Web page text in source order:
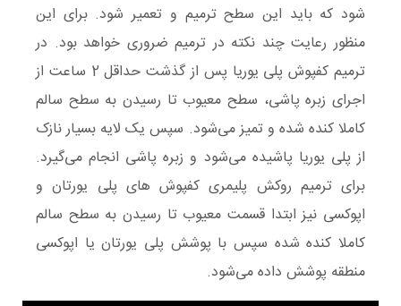
شود که باید این سطح ترمیم و تعمیر شود. برای این
منظور رعایت چند نکته در ترمیم ضروری خواهد بود. در
ترمیم کفپوش پلی یوریا پس از گذشت حداقل 2 ساعت از
اجرای زبره پاشی، سطح معیوب تا رسیدن به سطح سالم
کاملا کنده شده و تمیز می‌شود. سپس یک لایه بسیار نازک
از پلی یوریا پاشیده می‌شود و زبره پاشی انجام می‌گیرد.
برای ترمیم روکش پلیمری کفپوش های پلی یورتان و
اپوکسی نیز ابتدا قسمت معیوب تا رسیدن به سطح سالم
کاملا کنده شده سپس با پوشش پلی یورتان یا اپوکسی
منطقه پوشش داده می‌شود.